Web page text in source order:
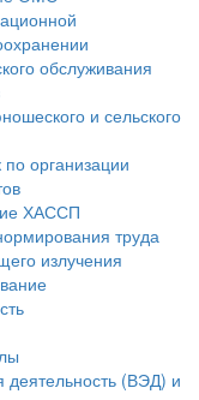
обслуживания
и сельского
организации
ХАССП
труда
излучения
деятельность (ВЭД) и